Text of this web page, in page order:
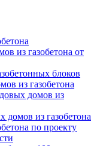
из газобетона от
блоков
из газобетона
домов из
домов из газобетона
по проекту